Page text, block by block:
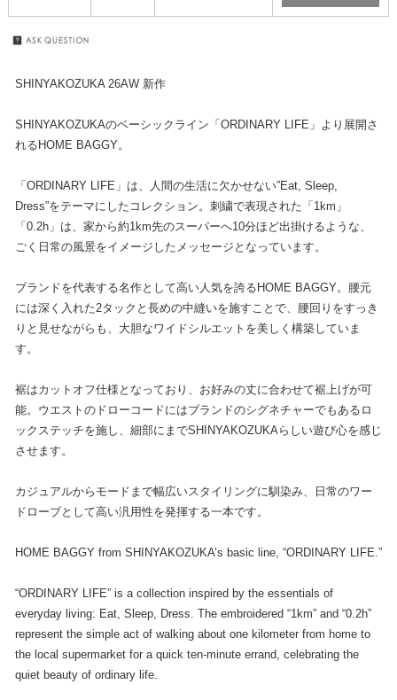
SHINYAKOZUKA 26AW 新作
SHINYAKOZUKAのベーシックライン「ORDINARY LIFE」より展開さ
れるHOME BAGGY。
「ORDINARY LIFE」は、人間の生活に欠かせない”Eat, Sleep,
Dress”をテーマにしたコレクション。刺繍で表現された「1km」
「0.2h」は、家から約1km先のスーパーへ10分ほど出掛けるような、
ごく日常の風景をイメージしたメッセージとなっています。
ブランドを代表する名作として高い人気を誇るHOME BAGGY。腰元
には深く入れた2タックと長めの中縫いを施すことで、腰回りをすっき
りと見せながらも、大胆なワイドシルエットを美しく構築していま
す。
裾はカットオフ仕様となっており、お好みの丈に合わせて裾上げが可
能。ウエストのドローコードにはブランドのシグネチャーでもあるロ
ックステッチを施し、細部にまでSHINYAKOZUKAらしい遊び心を感じ
させます。
カジュアルからモードまで幅広いスタイリングに馴染み、日常のワー
ドローブとして高い汎用性を発揮する一本です。
HOME BAGGY from SHINYAKOZUKA’s basic line, “ORDINARY LIFE.”
“ORDINARY LIFE” is a collection inspired by the essentials of
everyday living: Eat, Sleep, Dress. The embroidered “1km” and “0.2h”
represent the simple act of walking about one kilometer from home to
the local supermarket for a quick ten-minute errand, celebrating the
quiet beauty of ordinary life.